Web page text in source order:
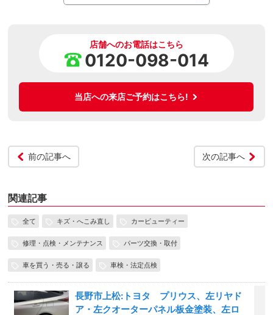
店舗へのお電話はこちら
0120-098-014
当店への来店ご予約はこちら!
前の記事へ 次の記事へ
関連記事
全て キズ・へこみ直し カービューティー
修理・点検・メンテナンス パーツ交換・取付
車を買う・売る・譲る 車検・法定点検
長野市上松:トヨタ プリウス、左リヤド
ア・左クオーターパネル板金塗装、左ロ